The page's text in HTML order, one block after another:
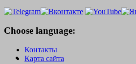
Choose language:
Контакты
Карта сайта